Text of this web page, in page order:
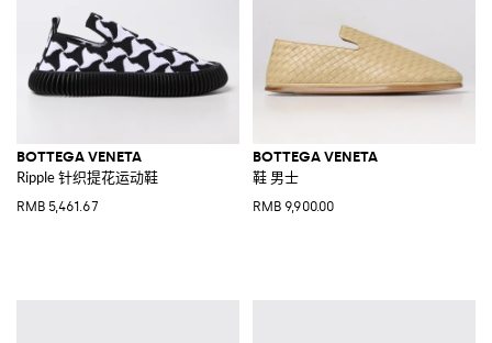
BOTTEGA VENETA
Ripple 针织提花运动鞋
RMB 5,461.67
BOTTEGA VENETA
鞋 男士
RMB 9,900.00